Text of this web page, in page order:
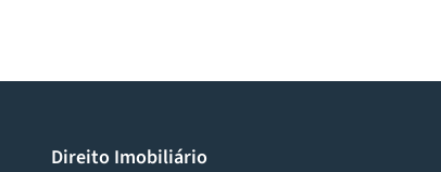
Direito Imobiliário